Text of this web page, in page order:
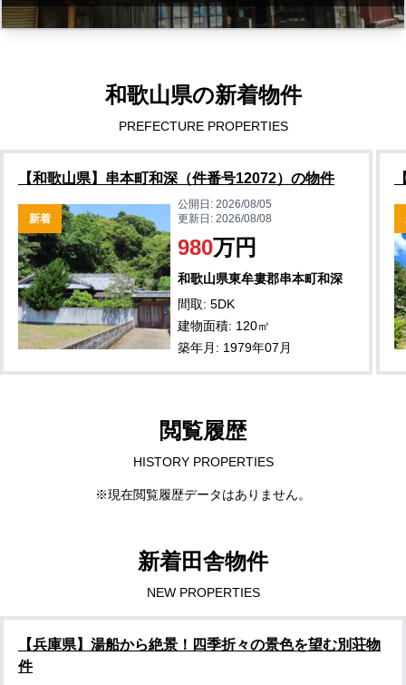
和歌山県の新着物件
PREFECTURE PROPERTIES
【和歌山県】串本町和深（件番号12072）の物件
新着
公開日:2026/08/05
更新日:2026/08/08
980万円
和歌山県東牟婁郡串本町和深
間取: 5DK
建物面積: 120㎡
築年月: 1979年07月
閲覧履歴
HISTORY PROPERTIES
※現在閲覧履歴データはありません。
新着田舎物件
NEW PROPERTIES
【兵庫県】湯船から絶景！四季折々の景色を望む別荘物
件